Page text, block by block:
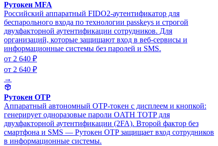
Рутокен MFA
Российский аппаратный FIDO2-аутентификатор для
беспарольного входа по технологии passkeys и строгой
двухфакторной аутентификации сотрудников. Для
организаций, которые защищают вход в веб-сервисы и
информационные системы без паролей и SMS.
от 2 640 ₽
от 2 640 ₽
→
Рутокен OTP
Аппаратный автономный OTP-токен с дисплеем и кнопкой:
генерирует одноразовые пароли OATH TOTP для
двухфакторной аутентификации (2FA). Второй фактор без
смартфона и SMS — Рутокен OTP защищает вход сотрудников
в информационные системы.